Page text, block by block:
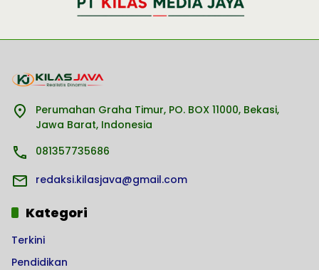
Perumahan Graha Timur, PO. BOX 11000, Bekasi,
Jawa Barat, Indonesia
081357735686
redaksi.kilasjava@gmail.com
Kategori
Terkini
Pendidikan